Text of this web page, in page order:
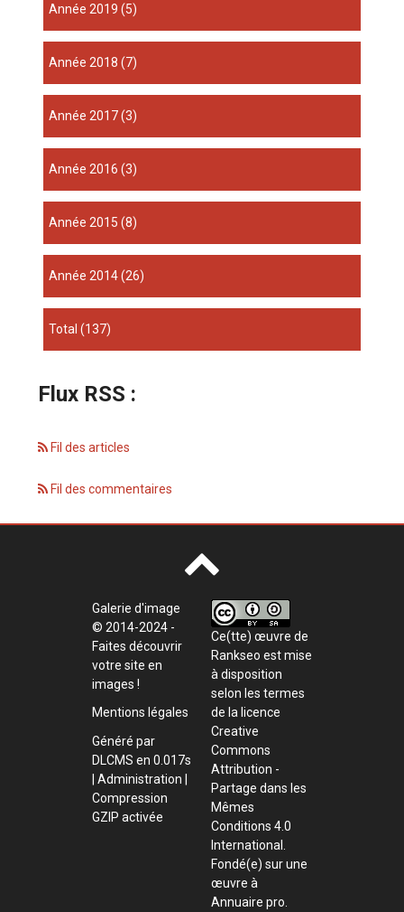
année 2019 (5)
année 2018 (7)
année 2017(3)
année 2016 (3)
année 2015 (8)
année 2014(26)
total(137)
Flux RSS :
Fil des articles
Fil des commentaires
Galerie d'image
© 2014-2024 -
Faites découvrir
votre site en
images !
Mentions légales
Généré par
DLCMS en 0.017s
Administration
Compression
GZIP activée
Ce(tte) œuvre de
Rankseo est mise
à disposition
selon les termes
de la licence
Creative
Commons
Attribution -
Partage dans les
Mêmes
Conditions 4.0
International
Fondé(e) sur une
œuvre à
Annuaire pro